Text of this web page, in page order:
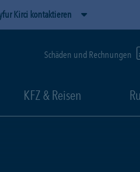
Kirci kontaktieren
Schäden und Rechnungen
KFZ & Reisen